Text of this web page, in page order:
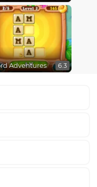
Adventures 6.3